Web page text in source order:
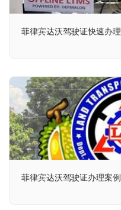
菲律宾达沃驾驶证快速办理
菲律宾达沃驾驶证办理案例